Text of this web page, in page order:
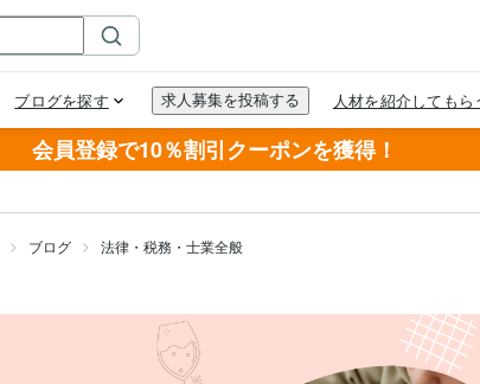
会員登録で10％割引クーポンを獲得！
ブログ 法律・税務・士業全般